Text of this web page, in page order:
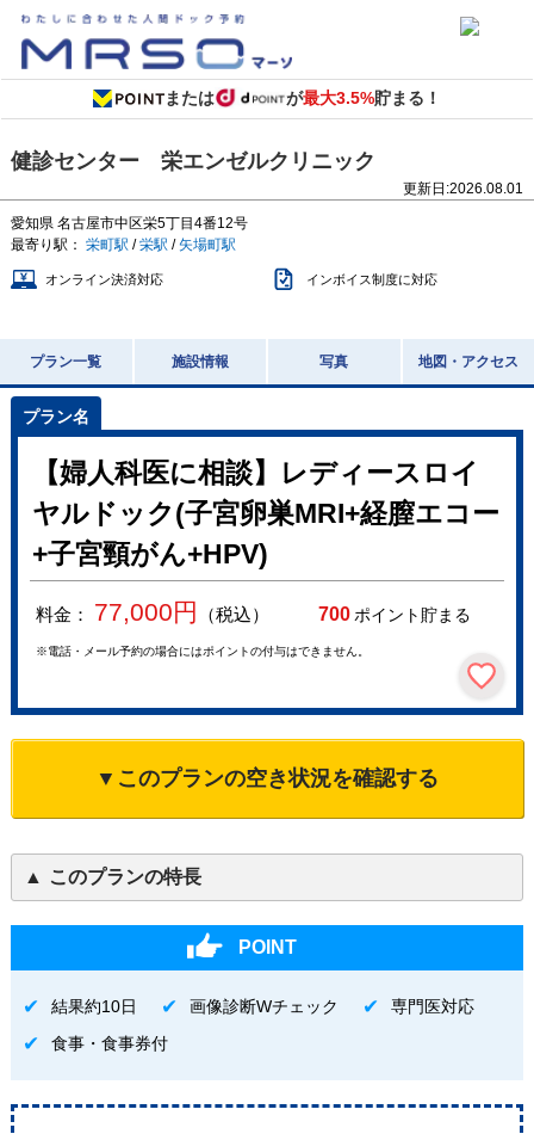
または が最大3.5%貯まる！
健診センター 栄エンゼルクリニック
更新日:2026.08.01
愛知県 名古屋市中区栄5丁目4番12号
最寄り駅： 栄町駅 /栄駅 /矢場町駅
オンライン決済対応 インボイス制度に対応
プラン一覧 施設情報 写真 地図・アクセス
【婦人科医に相談】レディースロイ
ヤルドック(子宮卵巣MRI+経膣エコー
+子宮頸がん+HPV)
料金： 77,000円 （税込） 700ポイント貯まる
※電話・メール予約の場合にはポイントの付与はできません。
▼このプランの空き状況を確認する
このプランの特長
POINT
結果約10日 画像診断Wチェック
専門医対応
食事・食事券付